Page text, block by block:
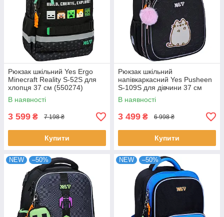
Рюкзак шкільний Yes Ergo
Minecraft Reality S-52S для
хлопця 37 см (550274)
В наявності
3 599 ₴ 7 198 ₴
Купити
Рюкзак шкільний
напівкаркасний Yes Pusheen
S-109S для дівчини 37 см
(550233)
В наявності
3 499 ₴ 6 998 ₴
Купити
NEW –50% NEW –50%